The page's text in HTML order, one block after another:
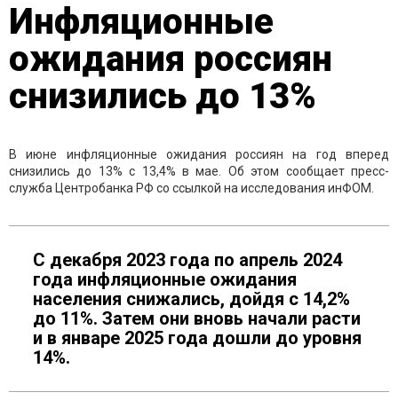
Инфляционные
ожидания россиян
снизились до 13%
В июне инфляционные ожидания россиян на год вперед
снизились до 13% с 13,4% в мае. Об этом сообщает пресс-
служба Центробанка РФ со ссылкой на исследования инФОМ.
С декабря 2023 года по апрель 2024
года инфляционные ожидания
населения снижались, дойдя с 14,2%
до 11%. Затем они вновь начали расти
и в январе 2025 года дошли до уровня
14%.